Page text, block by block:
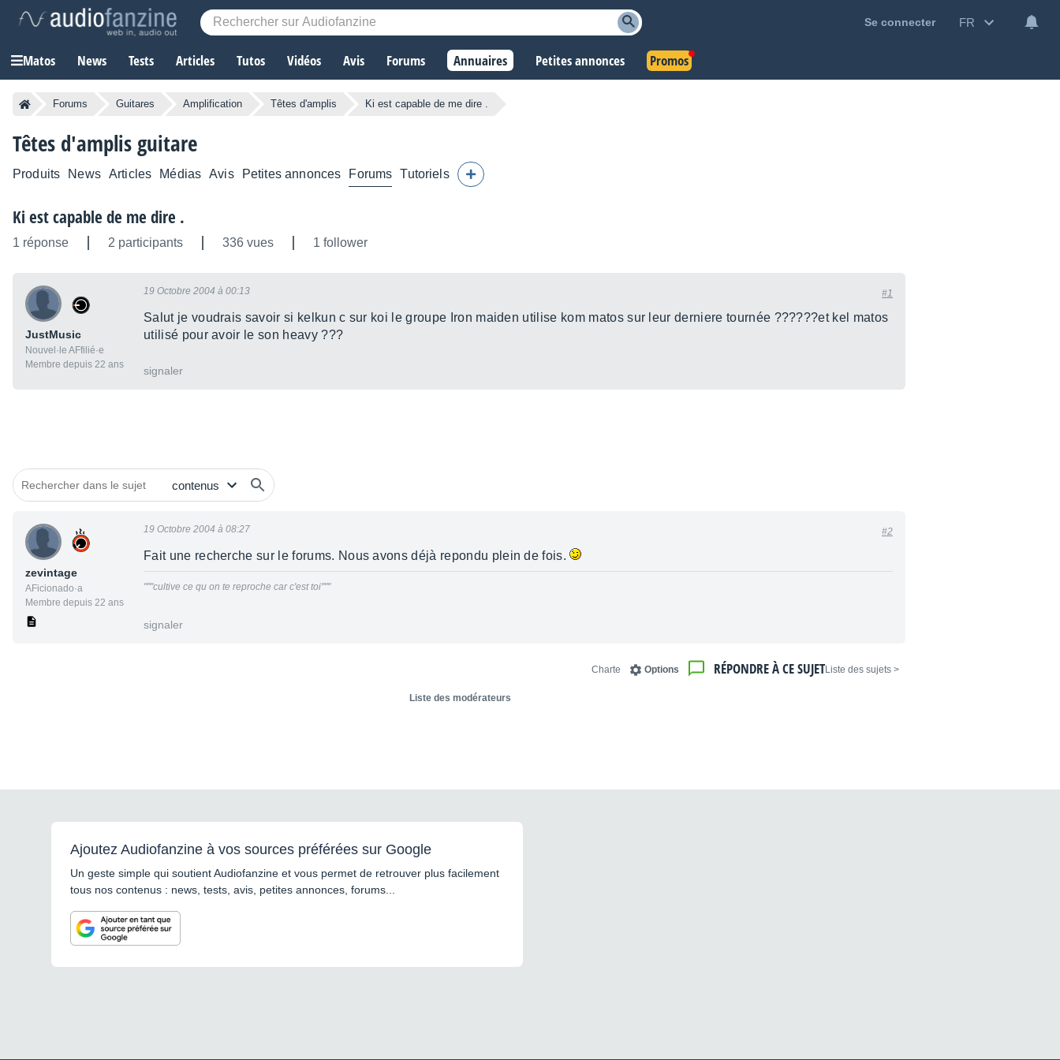
Se connecter FR
Matos News Tests Articles Tutos Vidéos Avis Forums Annuaires Petites annonces Promos
Forums Guitares Amplification Têtes d'amplis Ki est capable de me dire .
Têtes d'amplis guitare
Produits News Articles Médias Avis Petites annonces Forums Tutoriels
Ki est capable de me dire .
1 réponse 2 participants 336 vues 1 follower
JustMusic
Nouvel·le AFfilié·e
Membre depuis 22 ans
19 Octobre 2004 à 00:13 #1
Salut je voudrais savoir si kelkun c sur koi le groupe Iron maiden utilise kom matos sur leur derniere tournée ??????et kel matos
utilisé pour avoir le son heavy ???
signaler
zevintage
AFicionado·a
Membre depuis 22 ans
19 Octobre 2004 à 08:27 #2
Fait une recherche sur le forums. Nous avons déjà repondu plein de fois.
"""cultive ce qu on te reproche car c'est toi"""
signaler
< Liste des sujets
RÉPONDRE À CE SUJET
Options
Charte
Liste des modérateurs
Ajoutez Audiofanzine à vos sources préférées sur Google
Un geste simple qui soutient Audiofanzine et vous permet de retrouver plus facilement
tous nos contenus : news, tests, avis, petites annonces, forums...